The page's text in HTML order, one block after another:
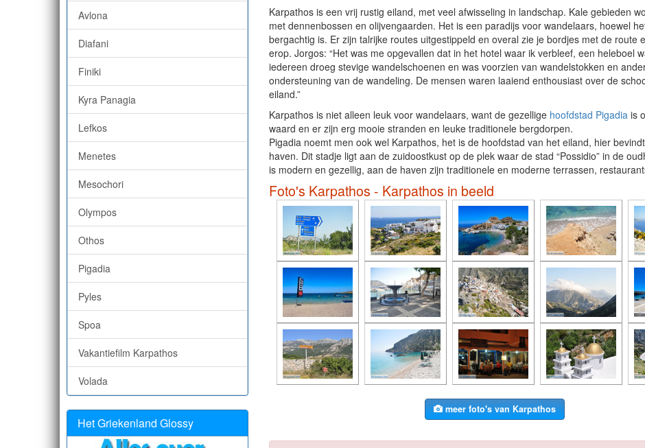
Karpathos is een vrij rustig eiland, met veel afwisseling in landschap. Kale gebieden
met dennenbossen en olijvengaarden. Het is een paradijs voor wandelaars, hoewel
bergachtig is. Er zijn talrijke routes uitgestippeld en overal zie je bordjes met de route
erop. Jorgos: “Het was me opgevallen dat in het hotel waar ik verbleef, een heleboel
iedereen droeg stevige wandelschoenen en was voorzien van wandelstokken en
ondersteuning van de wandeling. De mensen waren laaiend enthousiast over de
eiland.”
Karpathos is niet alleen leuk voor wandelaars, want de gezellige hoofdstad Pigadia is
waard en er zijn erg mooie stranden en leuke traditionele bergdorpen.
Pigadia noemt men ook wel Karpathos, het is de hoofdstad van het eiland, hier
haven. Dit stadje ligt aan de zuidoostkust op de plek waar de stad “Possidio” in de
is modern en gezellig, aan de haven zijn traditionele en moderne terrassen,
Foto's Karpathos - Karpathos in beeld
meer foto's van Karpathos
Avlona
Diafani
Finiki
Kyra Panagia
Lefkos
Menetes
Mesochori
Olympos
Othos
Pigadia
Pyles
Spoa
Vakantiefilm Karpathos
Volada
Het Griekenland Glossy